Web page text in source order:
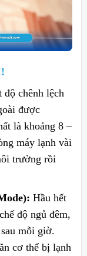
độ chênh lệch
được
là khoảng 8 –
máy lạnh vài
trường rồi
Hầu hết
độ ngủ đêm,
mỗi giờ.
cơ thể bị lạnh